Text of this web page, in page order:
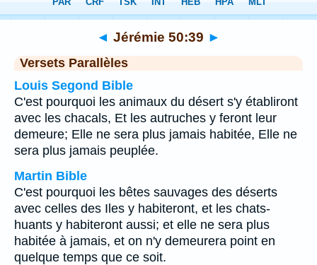
Chapitre 50 > Verset 39
◄ Jérémie 50:39 ►
Versets Parallèles
Louis Segond Bible
C'est pourquoi les animaux du désert s'y établiront
avec les chacals, Et les autruches y feront leur
demeure; Elle ne sera plus jamais habitée, Elle ne
sera plus jamais peuplée.
Martin Bible
C'est pourquoi les bêtes sauvages des déserts
avec celles des Iles y habiteront, et les chats-
huants y habiteront aussi; et elle ne sera plus
habitée à jamais, et on n'y demeurera point en
quelque temps que ce soit.